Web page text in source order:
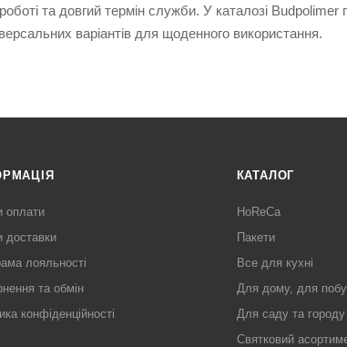
та довгий термін служби. У каталозі
варіантів для щоденного використання.
оплати
доставки
лояльності
та обмін
конфіденційності
КАТАЛОГ
HoReCa
Пакети
Все для кухні
Для дому, для
Для саду та городу
Святковий